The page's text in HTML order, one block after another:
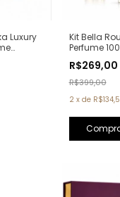
Luxury
Kit Bella
Perfume
(Ref.
R$269,00
R$399,00
2 x de